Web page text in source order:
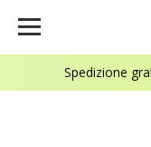
Spedizione